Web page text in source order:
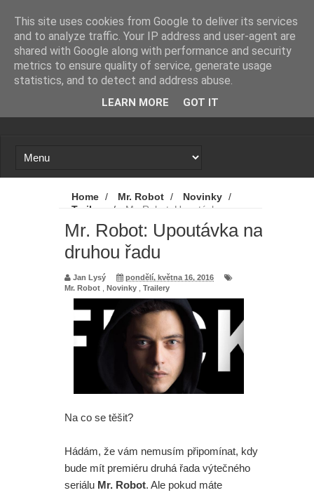
Loading...
Home / Mr. Robot / Novinky /
Trailery
/
Mr. Robot: Upoutávka na
druhou řadu
Mr. Robot: Upoutávka na
druhou řadu
Jan Lysý
pondělí, května 16, 2016
Mr. Robot
Novinky Trailery
Na co se těšit?
Hádám, že vám nemusím připomínat, kdy
bude mít premiéru druhá řada výtečného
seriálu Mr. Robot. Ale pokud máte
This site uses cookies from Google to deliver its services
and to analyze traffic. Your IP address and user-agent are
shared with Google along with performance and security
metrics to ensure quality of service, generate usage
statistics, and to detect and address abuse.
LEARN MORE GOT IT